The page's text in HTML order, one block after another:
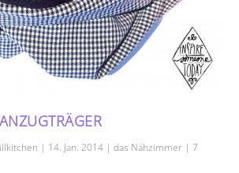
| 14. Jan. 2014 |das Nähzimmer |7